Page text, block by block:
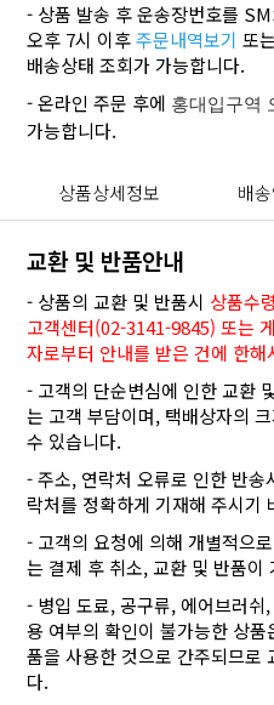
- 상품 발송 후 운송장번호를
오후 7시 이후주문내역보기 또
배송상태 조회가 가능합니다.
- 온라인 주문 후에 홍대입구역
가능합니다.
상품상세정보 배
교환 및 반품안내
- 상품의 교환 및 반품시 상품수
고객센터(02-3141-9845) 또는
자로부터 안내를 받은 건에 한
- 고객의 단순변심에 인한 교환
는 고객 부담이며, 택배상자의
수 있습니다.
- 주소, 연락처 오류로 인한 반송
락처를 정확하게 기재해 주시기
- 고객의 요청에 의해 개별적으
는 결제 후 취소, 교환 및 반품이
- 병입 도료, 공구류, 에어브러
용 여부의 확인이 불가능한 상
품을 사용한 것으로 간주되므로
다.